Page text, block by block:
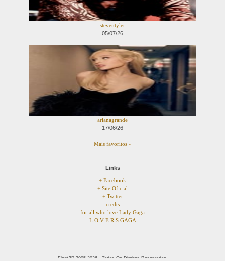
steventyler
05/07/26
arianagrande
17/06/26
Mais favoritos »
Links
+ Facebook
+ Site Oficial
+ Twitter
credts
for all who love Lady Gaga
L O V E R S GAGA
FlogVIP 2005-2026 - Todos Os Direitos Reservados.